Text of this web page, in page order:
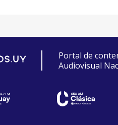
Portal de
Audiovisual